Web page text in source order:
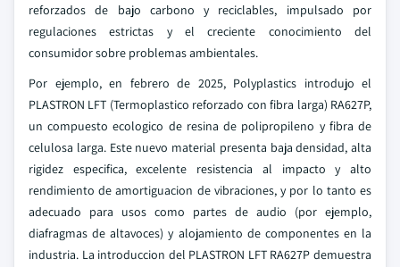
reforzados de bajo carbono y reciclables, impulsado por
regulaciones estrictas y el creciente conocimiento del
consumidor sobre problemas ambientales.
Por ejemplo, en febrero de 2025, Polyplastics introdujo el
PLASTRON LFT (Termoplastico reforzado con fibra larga) RA627P,
un compuesto ecologico de resina de polipropileno y fibra de
celulosa larga. Este nuevo material presenta baja densidad, alta
rigidez especifica, excelente resistencia al impacto y alto
rendimiento de amortiguacion de vibraciones, y por lo tanto es
adecuado para usos como partes de audio (por ejemplo,
diafragmas de altavoces) y alojamiento de componentes en la
industria. La introduccion del PLASTRON LFT RA627P demuestra